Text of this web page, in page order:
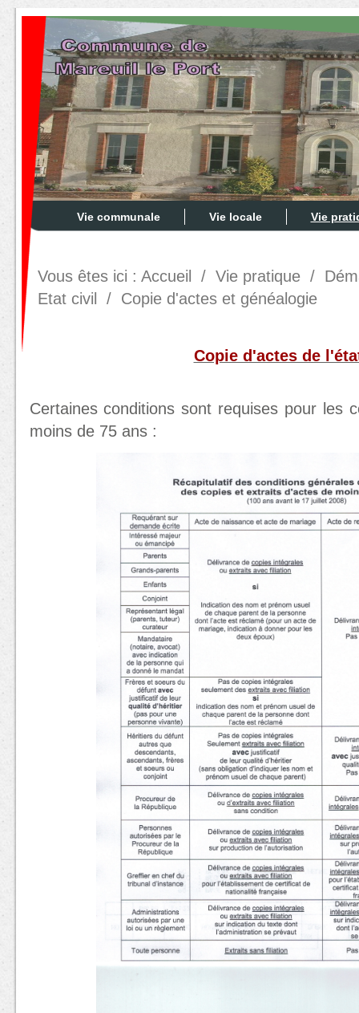
Vie communale Vie locale Vie
Vous êtes ici : Accueil / Vie pratique/
Etat civil
/ Copie d'actes et généalogie
Copie d'actes de
Certaines conditions sont requises pour les
moins de 75 ans :